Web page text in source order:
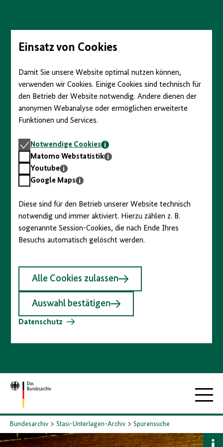
Seiteninhalt
springenEinsatz von Cookies
Damit Sie unsere Website optimal nutzen können,
verwenden wir Cookies. Einige Cookies sind technisch für
den Betrieb der Website notwendig. Andere dienen der
anonymen Webanalyse oder ermöglichen erweiterte
Funktionen und Services.
Notwendige
Cookies
Notwendige Cookies
Matomo
Webstatistik
Matomo Webstatistik
Youtube
Youtube
GoogleGoogle Maps
Diese sind für den Betrieb unserer Website technisch
notwendig und immer aktiviert. Hierzu zählen z. B.
sogenannte Session-Cookies, die nach Ende Ihres
Besuchs automatisch gelöscht werden.
Alle Cookies zulassen
Auswahl bestätigen
Datenschutz
Zur
Startseite
Bundesarchiv Stasi-Unterlagen-Archiv Spurensuche